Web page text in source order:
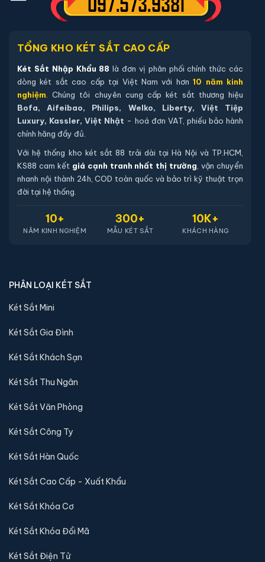
Két sắt mini Bofa BGX-5D1-30S1 điện tử chính hãng
⚖️ Trọng lượng:15 kg
🔒 Khoá:Khóa điện tử
🛡️ Bảo hành:36 tháng
Xem chi tiết →
📐 Kích thước:45 x 40 x 32 cm
⚖️ Trọng lượng:20 kg
🛡️ Bảo hành:36 tháng
4,800,000 đ
Xem chi tiết →
TỔNG KHO KÉT SẮT CAO CẤP
Két Sắt Nhập Khẩu 88 là đơn vị phân phối chính thức các
dòng két sắt cao cấp tại Việt Nam với hơn10 năm kinh
nghiệm . Chúng tôi chuyên cung cấp két sắt thương hiệu
Bofa, Aifeibao, Philips, Welko, Liberty, Việt Tiệp
Luxury, Kassler, Việt Nhật - hoá đơn VAT, phiếu bảo hành
chính hãng đầy đủ.
Với hệ thống kho két sắt 88 trải dài tại Hà Nội và TP.HCM,
KS88 cam kết giá cạnh tranh nhất thị trường , vận chuyển
nhanh nội thành 24h, COD toàn quốc và bảo trì kỹ thuật trọn
đời tại hệ thống.
10+
NĂM KINH NGHIỆM
300+
MẪU KÉT SẮT
10K+
KHÁCH HÀNG
PHÂN LOẠI KÉT SẮT
Két Sắt Mini
Két Sắt Gia Đình
Két Sắt Khách Sạn
Két Sắt Thu Ngân
Két Sắt Văn Phòng
Két Sắt Công Ty
Két Sắt Hàn Quốc
Két Sắt Cao Cấp - Xuất Khẩu
Két Sắt Khóa Cơ
Két Sắt Khóa Đổi Mã
Két Sắt Điện Tử